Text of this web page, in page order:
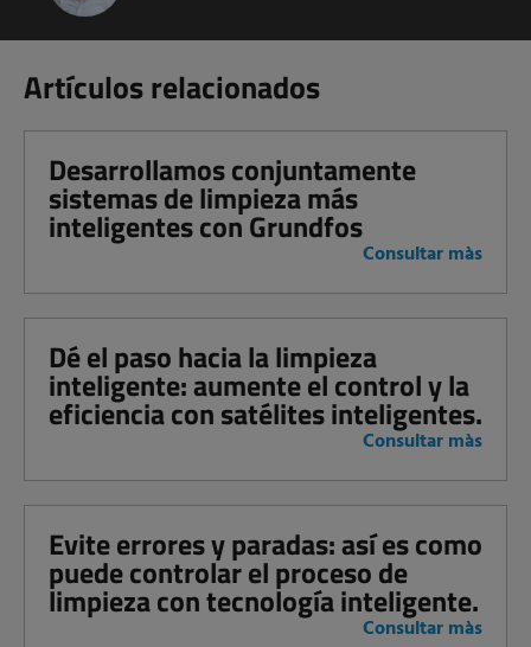
Artículos relacionados
Desarrollamos conjuntamente
sistemas de limpieza más
inteligentes con Grundfos
Consultar màs
Dé el paso hacia la limpieza
inteligente: aumente el control y la
eficiencia con satélites inteligentes.
Consultar màs
Evite errores y paradas: así es como
puede controlar el proceso de
limpieza con tecnología inteligente.
Consultar màs